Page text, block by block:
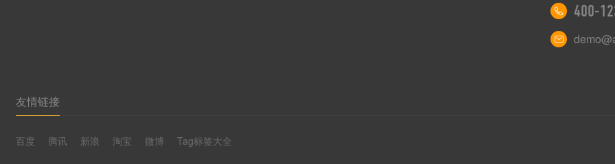
400-
友情链接
百度 腾讯 新浪 淘宝 微博 Tag标签大全